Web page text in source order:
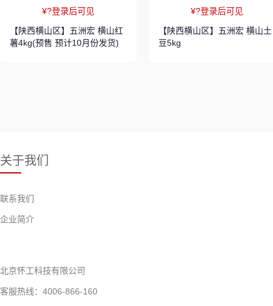
¥?登录后可见
【陕西横山区】五洲宏 横山红
薯4kg(预售 预计10月份发货)
¥?登录后可见
【陕西横山区】五洲宏 横山土
豆5kg
关于我们
联系我们
企业简介
北京怀工科技有限公司
客服热线：4006-866-160